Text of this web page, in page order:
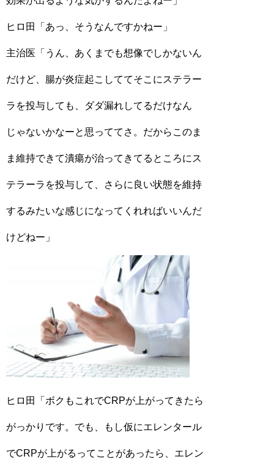
ヒロ田「あっ、そうなんですかねー」
主治医「うん、あくまでも想像でしかないん
だけど、腸が炎症起こしててそこにステラー
ラを投与しても、ダダ漏れしてるだけなん
じゃないかなーと思っててさ。だからこのま
ま維持できて潰瘍が治ってきてるところにス
テラーラを投与して、さらに良い状態を維持
するみたいな感じになってくれればいいんだ
けどねー」
ヒロ田「ボクもこれでCRPが上がってきたら
がっかりです。でも、もし仮にエレンタール
でCRPが上がるってことがあったら、エレン